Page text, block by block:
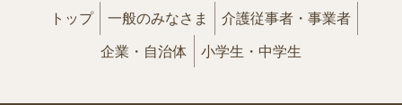
トップ 一般のみなさま 介護従事者・事業者
企業・自治体 小学生・中学生